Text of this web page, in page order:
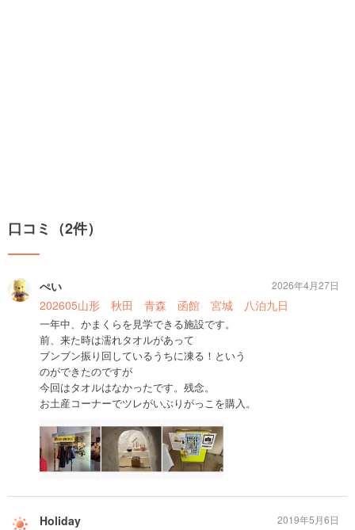
口コミ（2件）
ぺい
202605山形 秋田 青森 函館 宮城 八泊九日
一年中、かまくらを見学できる施設です。
前、来た時は濡れタオルがあって
ブンブン振り回しているうちに凍る！という
のができたのですが
今回はタオルはなかったです。残念。
お土産コーナーでツレがいぶりがっこを購入。
2026年4月27日
Holiday 2019年5月6日